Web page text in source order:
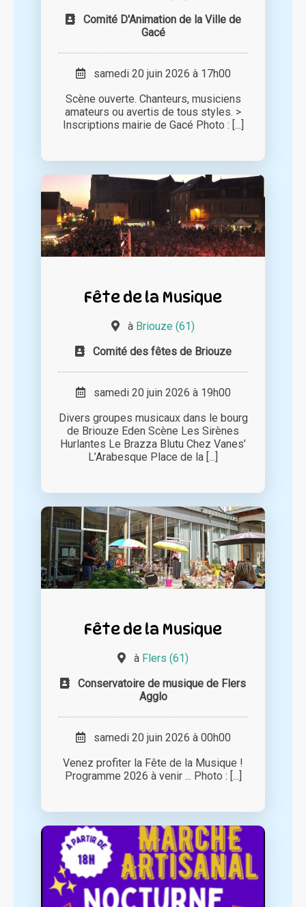
Comité D'Animation de la Ville de
Gacé
samedi 20 juin 2026 à 17h00
Scène ouverte. Chanteurs, musiciens
amateurs ou avertis de tous styles. >
Inscriptions mairie de Gacé Photo : [...]
Fête de la Musique
à Briouze (61)
Comité des fêtes de Briouze
samedi 20 juin 2026 à 19h00
Divers groupes musicaux dans le bourg
de Briouze Eden Scène Les Sirènes
Hurlantes Le Brazza Blutu Chez Vanes’
L’Arabesque Place de la [...]
Fête de la Musique
à Flers (61)
Conservatoire de musique de Flers
Agglo
samedi 20 juin 2026 à 00h00
Venez profiter la Fête de la Musique !
Programme 2026 à venir ... Photo : [...]